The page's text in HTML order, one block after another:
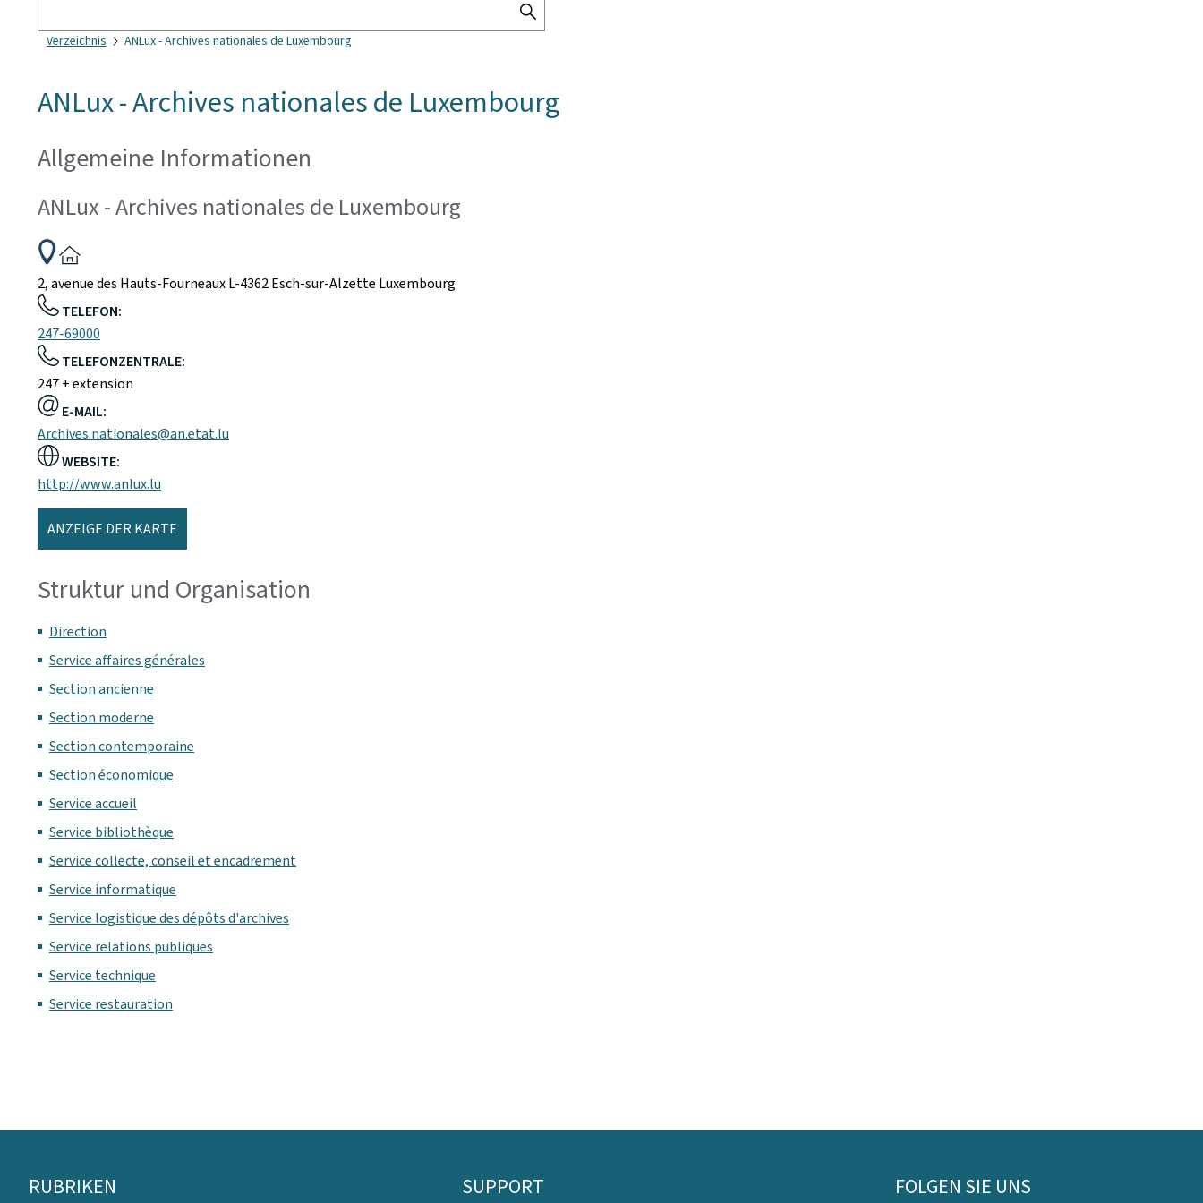
SEARCH
Verzeichnis ANLux - Archives nationales de Luxembourg
ANLux - Archives nationales de Luxembourg
Allgemeine Informationen
ANLux - Archives nationales de Luxembourg
2, avenue des Hauts-FourneauxL-4362Esch-sur-Alzette Luxembourg
TELEFON:
247-69000
TELEFONZENTRALE:
247 + extension
E-MAIL:
Archives.nationales@an.etat.lu
WEBSITE:
http://www.anlux.lu
ANZEIGE DER KARTE
Struktur und Organisation
Direction
Service affaires générales
Section ancienne
Section moderne
Section contemporaine
Section économique
Service accueil
Service bibliothèque
Service collecte, conseil et encadrement
Service informatique
Service logistique des dépôts d'archives
Service relations publiques
Service technique
Service restauration
Footer
RUBRIKEN SUPPORT FOLGEN SIE UNS